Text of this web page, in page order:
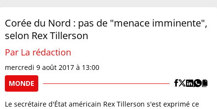
Corée du Nord : pas de "menace imminente",
selon Rex Tillerson
Par La rédaction
mercredi 9 août 2017 à 13:00
MONDE
Le secrétaire d'État américain Rex Tillerson s'est exprimé ce